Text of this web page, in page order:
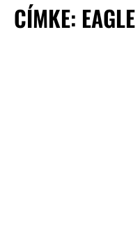
CÍMKE: